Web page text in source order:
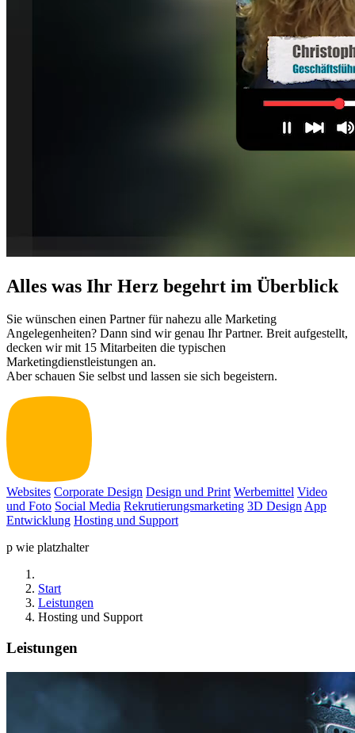
Alles was Ihr Herz begehrt im Überblick
Sie wünschen einen Partner für nahezu alle Marketing
Angelegenheiten? Dann sind wir genau Ihr Partner. Breit aufgestellt,
decken wir mit 15 Mitarbeiten die typischen
Marketingdienstleistungen an.
Aber schauen Sie selbst und lassen sie sich begeistern.
Websites Corporate Design Design und Print Werbemittel Video
und Foto Social Media Rekrutierungsmarketing 3D DesignApp
Entwicklung Hosting und Support
p wie platzhalter
Start
Leistungen
Hosting und Support
Leistungen